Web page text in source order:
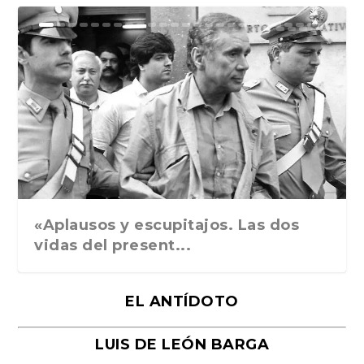
Ground Rules. Alejan...
«Rafael: Poesía subl...
Bienvenidos al circo...
Georges de La Tour. ...
Robert Capa: la hist...
«Aplausos y escupitajos. Las dos
vidas del present...
EL ANTÍDOTO
LUIS DE LEÓN BARGA